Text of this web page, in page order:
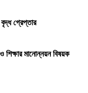
গ্রেপ্তার
শিক্ষার মানোন্নয়ন বিষয়ক